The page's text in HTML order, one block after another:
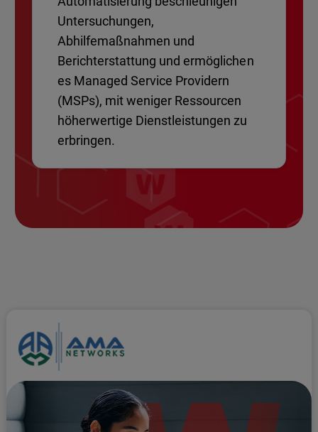
Untersuchungen,
Abhilfemaßnahmen und
Berichterstattung und ermöglichen
es Managed Service Providern
(MSPs), mit weniger Ressourcen
höherwertige Dienstleistungen zu
erbringen.